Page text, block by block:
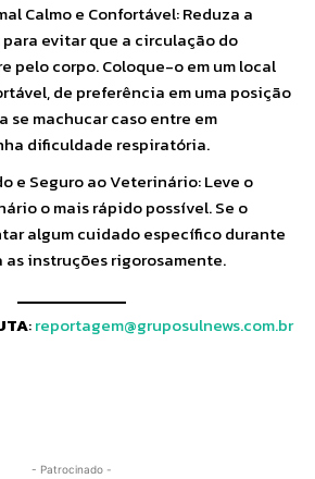
Calmo e Confortável: Reduza a
evitar que a circulação do
pelo corpo. Coloque-o em um local
de preferência em uma posição
se machucar caso entre em
dificuldade respiratória.
e Seguro ao Veterinário: Leve o
o mais rápido possível. Se o
algum cuidado específico durante
as instruções rigorosamente.
:reportagem@gruposulnews.com.br
- Patrocinado -